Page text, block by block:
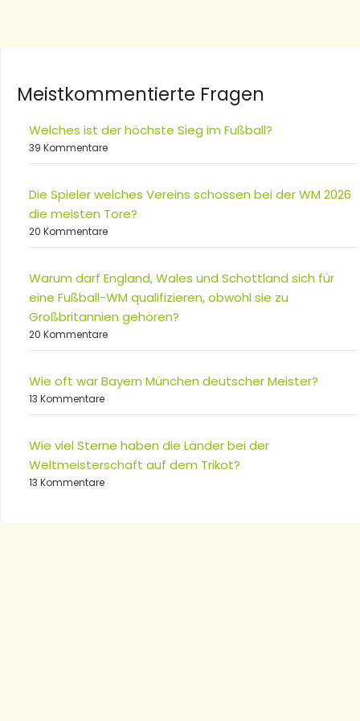
Meistkommentierte Fragen
Welches ist der höchste Sieg im Fußball?
39 Kommentare
Die Spieler welches Vereins schossen bei der WM 2026
die meisten Tore?
20 Kommentare
Warum darf England, Wales und Schottland sich für
eine Fußball-WM qualifizieren, obwohl sie zu
Großbritannien gehören?
20 Kommentare
Wie oft war Bayern München deutscher Meister?
13 Kommentare
Wie viel Sterne haben die Länder bei der
Weltmeisterschaft auf dem Trikot?
13 Kommentare